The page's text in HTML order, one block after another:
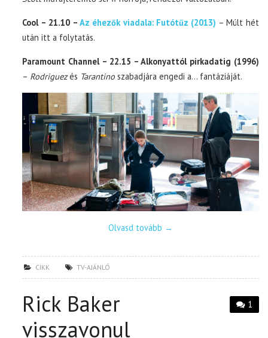
Cool – 21.10 – Az éhezők viadala: Futótűz (2013) – Múlt hét
után itt a folytatás.
Paramount Channel – 22.15 – Alkonyattól pirkadatig (1996)
– Rodriguezés Tarantino szabadjára engedi a… fantáziáját.
Olvasd tovább →
CIKK TV-AJÁNLÓ
1
Rick Baker
visszavonul